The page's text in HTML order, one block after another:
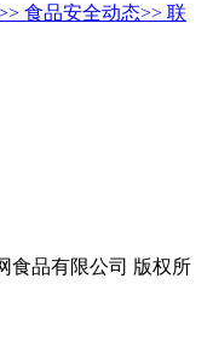
食品安全动态>> 联
食品有限公司 版权所